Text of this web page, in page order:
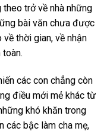
trở về nhà những
bài văn chưa được
thời gian, về nhận
các con chẳng còn
điều mới mẻ khác từ
khó khăn trong
các bậc làm cha mẹ,